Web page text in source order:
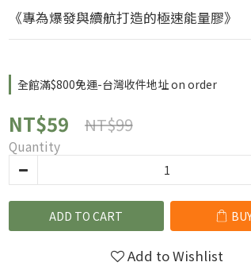
《專為爆發與續航打造的極速能量膠》
全館滿$800免運-台灣收件地址 on order
NT$59 NT$99
Quantity
ADD TO CART
Add to Wishlist